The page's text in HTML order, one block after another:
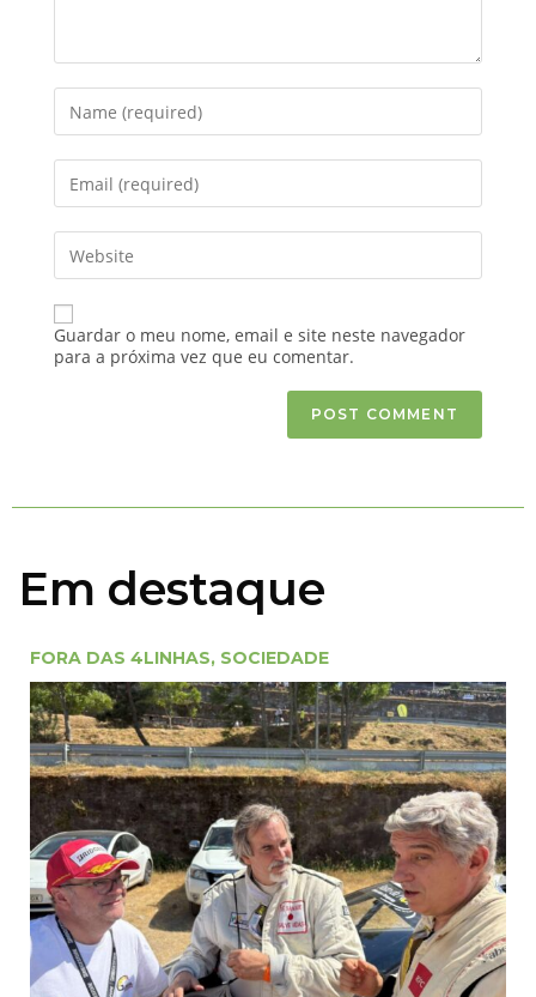
Guardar o meu nome, email e site neste navegador
para a próxima vez que eu comentar.
Em destaque
FORA DAS 4LINHAS, SOCIEDADE